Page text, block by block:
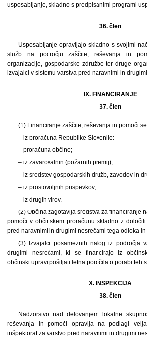
usposabljanje, skladno s predpisanimi programi
36. člen
Usposabljanje opravljajo skladno s svojimi
služb na področju zaščite, reševanja in
organizacije, gospodarske združbe ter druge
izvajalci v sistemu varstva pred naravnimi in
IX. FINANCIRANJE
37. člen
(1) Financiranje zaščite, reševanja in pomoči
– iz proračuna Republike Slovenije;
– proračuna občine;
– iz zavarovalnin (požarnih premij);
– iz sredstev gospodarskih družb, zavodov in
– iz prostovoljnih prispevkov;
– iz drugih virov.
(2) Občina zagotavlja sredstva za financiranje
pomoči v občinskem proračunu skladno z
pred naravnimi in drugimi nesrečami tega odloka
(3) Izvajalci posameznih nalog iz področja
drugimi nesrečami, ki se financirajo iz
občinski upravi pošiljati letna poročila o porabi teh
X. INŠPEKCIJA
38. člen
Nadzorstvo nad delovanjem lokalne
reševanja in pomoči opravlja na podlagi
inšpektorat za varstvo pred naravnimi in drugimi